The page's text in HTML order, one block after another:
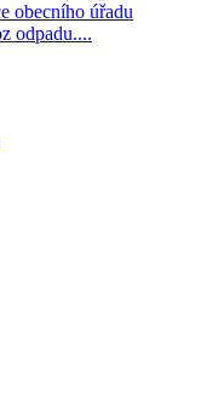
obecního úřadu
odpadu....